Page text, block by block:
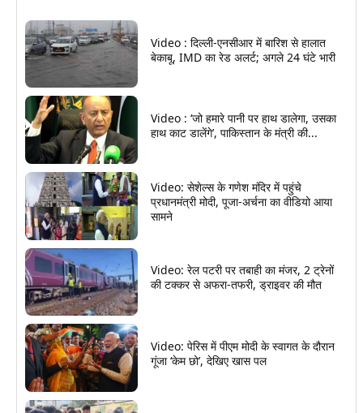
Video : दिल्ली-एनसीआर में बारिश से हालात
बेकाबू, IMD का रेड अलर्ट; अगले 24 घंटे भारी
Video : ‘जो हमारे पानी पर हाथ डालेगा, उसका
हाथ काट डालेंगे’, पाकिस्तान के मंत्री की...
Video: सेशेल्स के गणेश मंदिर में पहुंचे
प्रधानमंत्री मोदी, पूजा-अर्चना का वीडियो आया
सामने
Video: रेल पटरी पर तबाही का मंजर, 2 ट्रेनों
की टक्कर से अफरा-तफरी, ड्राइवर की मौत
Video: पेरिस में पीएम मोदी के स्वागत के दौरान
गूंजा ‘केम छो’, देखिए खास पल